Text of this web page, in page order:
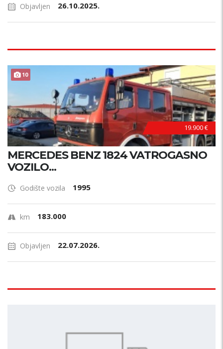
Objavljen 26.10.2025.
10
19.900 €
MERCEDES BENZ 1824 VATROGASNO
VOZILO...
Godište vozila 1995
km 183.000
Objavljen 22.07.2026.